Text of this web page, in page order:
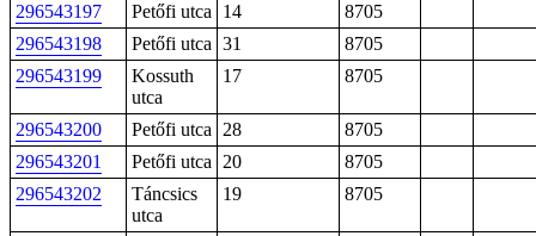
296543197
Petőfi utca 14
8705
296543198
Petőfi utca 31
8705
296543199
Kossuth
utca
17 8705
296543200 Petőfi utca 28
8705
296543201
Petőfi utca 20
8705
296543202
Táncsics
utca
19 8705